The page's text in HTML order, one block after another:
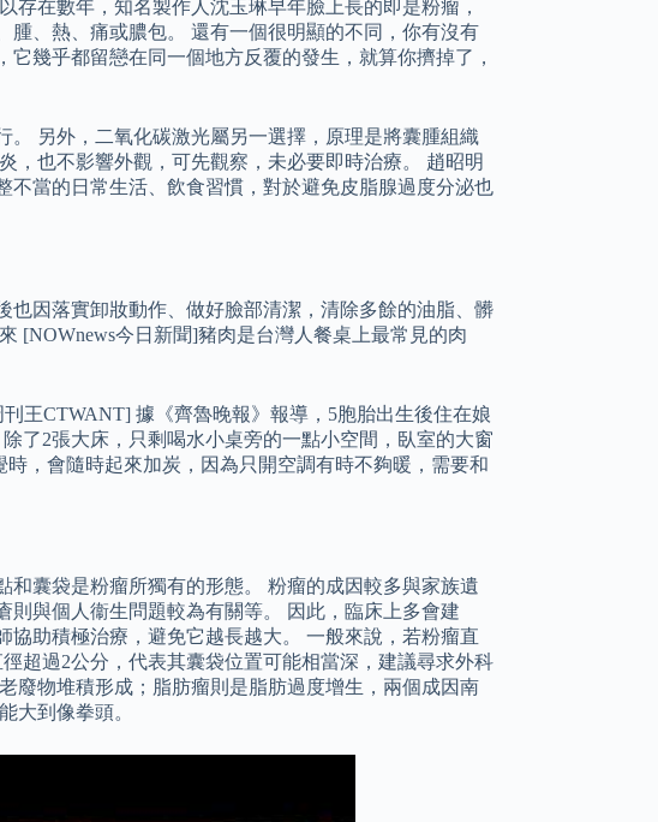
在數年，知名製作人沈玉琳早年臉上長的即是粉瘤，
、熱、痛或膿包。 還有一個很明顯的不同，你有沒有
幾乎都留戀在同一個地方反覆的發生，就算你擠掉了，
另外，二氧化碳激光屬另一選擇，原理是將囊腫組織
，也不影響外觀，可先觀察，未必要即時治療。 趙昭明
當的日常生活、飲食習慣，對於避免皮脂腺過度分泌也
因落實卸妝動作、做好臉部清潔，清除多餘的油脂、髒
[NOWnews今日新聞]豬肉是台灣人餐桌上最常見的肉
王CTWANT] 據《齊魯晚報》報導，5胞胎出生後住在娘
了2張大床，只剩喝水小桌旁的一點小空間，臥室的大窗
，會隨時起來加炭，因為只開空調有時不夠暖，需要和
囊袋是粉瘤所獨有的形態。 粉瘤的成因較多與家族遺
與個人衞生問題較為有關等。 因此，臨床上多會建
助積極治療，避免它越長越大。 一般來說，若粉瘤直
超過2公分，代表其囊袋位置可能相當深，建議尋求外科
廢物堆積形成；脂肪瘤則是脂肪過度增生，兩個成因南
大到像拳頭。